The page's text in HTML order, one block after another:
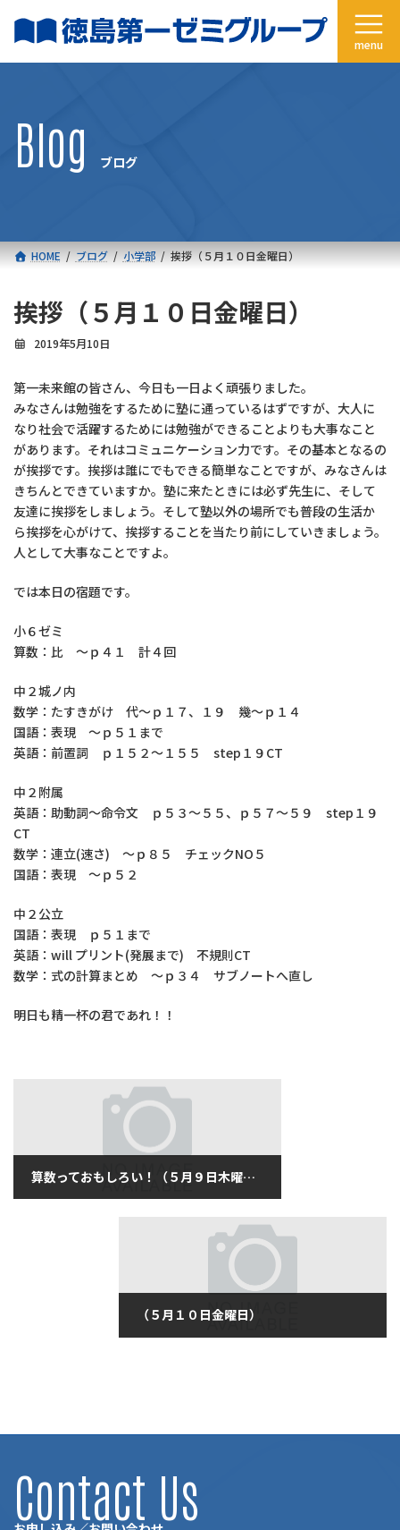
ン
ー
Blog ブログ
HOME ブログ 小学部 挨拶（５月１０日金曜日）
挨拶（５月１０日金曜日）
2019年5月10日
第一未来館の皆さん、今日も一日よく頑張りました。
みなさんは勉強をするために塾に通っているはずですが、大人に
なり社会で活躍するためには勉強ができることよりも大事なこと
があります。それはコミュニケーション力です。その基本となるの
が挨拶です。挨拶は誰にでもできる簡単なことですが、みなさんは
きちんとできていますか。塾に来たときには必ず先生に、そして
友達に挨拶をしましょう。そして塾以外の場所でも普段の生活か
ら挨拶を心がけて、挨拶することを当たり前にしていきましょう。
人として大事なことですよ。
では本日の宿題です。
小６ゼミ
算数：比 ～ｐ４１ 計４回
中２城ノ内
数学：たすきがけ 代～ｐ１７、１９ 幾～ｐ１４
国語：表現 ～ｐ５１まで
英語：前置詞 ｐ１５２～１５５ step１９CT
中２附属
英語：助動詞～命令文 ｐ５３～５５、ｐ５７～５９ step１９
CT
数学：連立(速さ) ～ｐ８５ チェックNO５
国語：表現 ～ｐ５２
中２公立
国語：表現 ｐ５１まで
英語：will プリント(発展まで) 不規則CT
数学：式の計算まとめ ～ｐ３４ サブノートへ直し
明日も精一杯の君であれ！！
算数っておもしろい！（５月９日木曜日）
（５月１０日金曜日）
Contact Us